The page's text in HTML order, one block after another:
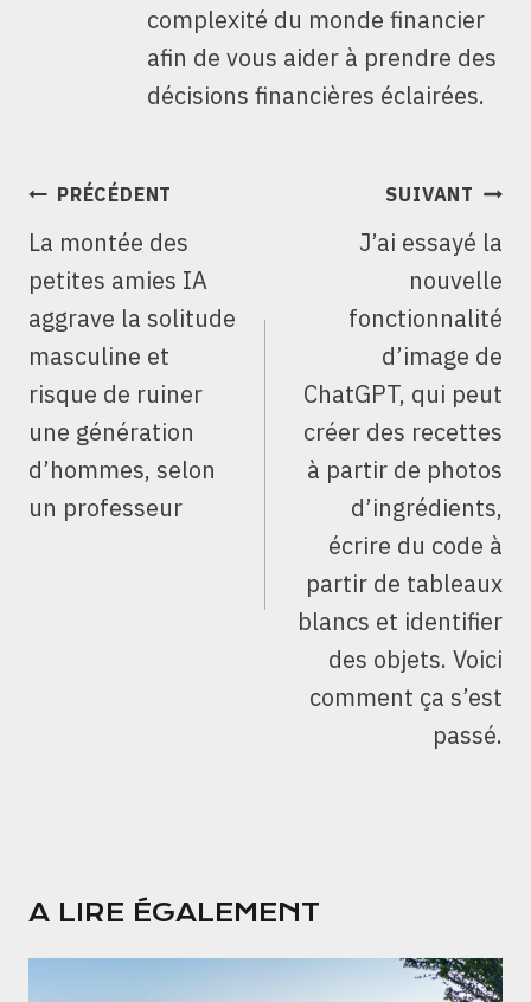
complexité du monde financier
afin de vous aider à prendre des
décisions financières éclairées.
NAVIGATION
L’ARTICLE
PRÉCÉDENT
La montée des
petites amies IA
aggrave la solitude
masculine et
risque de ruiner
une génération
d’hommes, selon
un professeur
SUIVANT
J’ai essayé la
nouvelle
fonctionnalité
d’image de
ChatGPT, qui peut
créer des recettes
à partir de photos
d’ingrédients,
écrire du code à
partir de tableaux
blancs et identifier
des objets. Voici
comment ça s’est
passé.
A LIRE ÉGALEMENT